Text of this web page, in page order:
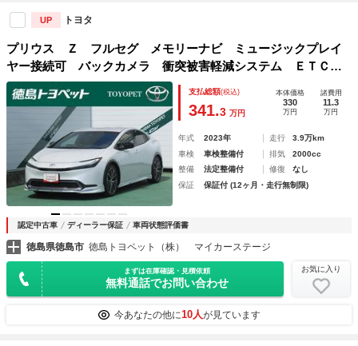
UP トヨタ
プリウス Ｚ フルセグ メモリーナビ ミュージックプレイ
ヤー接続可 バックカメラ 衝突被害軽減システム ＥＴＣ
ドラレコ ＬＥＤヘッドランプ ワンオーナー フルエアロ
支払総額(税込)
341.3 万円
本体価格
330
万円
諸費用
11.3
万円
年式 2023年 走行
3.9万km
車検
車検整備付 排気
2000cc
整備
法定整備付 修復
なし
保証
保証付 (12ヶ月・走行無制限)
認定中古車 ディーラー保証 車両状態評価書
徳島県徳島市 徳島トヨペット（株） マイカーステージ
まずは在庫確認・見積依頼
無料通話でお問い合わせ
お気に入り
今あなたの他に10人が見ています